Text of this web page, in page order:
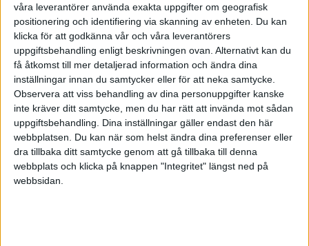
våra leverantörer använda exakta uppgifter om geografisk
positionering och identifiering via skanning av enheten. Du kan
klicka för att godkänna vår och våra leverantörers
uppgiftsbehandling enligt beskrivningen ovan. Alternativt kan du
få åtkomst till mer detaljerad information och ändra dina
inställningar innan du samtycker eller för att neka samtycke.
Observera att viss behandling av dina personuppgifter kanske
inte kräver ditt samtycke, men du har rätt att invända mot sådan
uppgiftsbehandling. Dina inställningar gäller endast den här
webbplatsen. Du kan när som helst ändra dina preferenser eller
dra tillbaka ditt samtycke genom att gå tillbaka till denna
webbplats och klicka på knappen "Integritet" längst ned på
webbsidan.
Snart sitter vi kanske där som
förskrämda hemmakatter.
Karin Thunberg
Mats Ekdahl